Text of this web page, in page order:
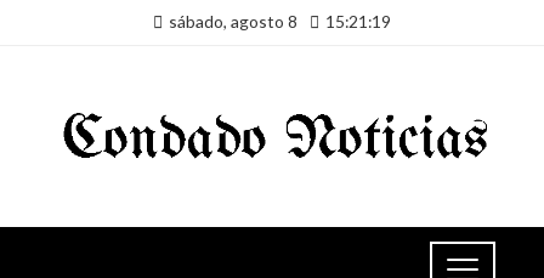
sábado, agosto 8 15:21:20